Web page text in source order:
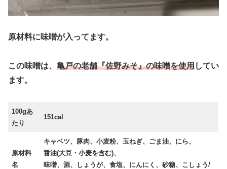
原材料に味噌が入ってます。
この味噌は、 亀戸の老舗『佐野みそ』の味噌を使用してい
ます。
100gあ
たり
151cal
原材料
名
キャベツ、豚肉、小麦粉、玉ねぎ、ごま油、にら、
醤油(大豆・小麦を含む)、
味噌、酒、しょうが、食塩、にんにく、砂糖、こしょう/